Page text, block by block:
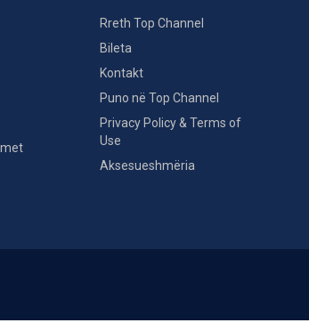
Rreth Top Channel
Bileta
Kontakt
Puno në Top Channel
Privacy Policy & Terms of
Use
Aksesueshmëria